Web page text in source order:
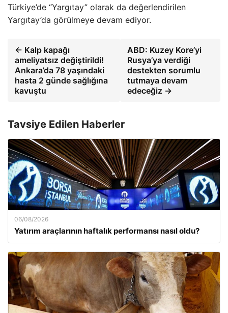
Türkiye’de “Yargıtay” olarak da değerlendirilen
Yargıtay’da görülmeye devam ediyor.
← Kalp kapağı
ameliyatsız değiştirildi!
Ankara’da 78 yaşındaki
hasta 2 günde sağlığına
kavuştu
ABD: Kuzey Kore’yi
Rusya’ya verdiği
destekten sorumlu
tutmaya devam
edeceğiz →
Tavsiye Edilen Haberler
06/08/2026
Yatırım araçlarının haftalık performansı nasıl oldu?